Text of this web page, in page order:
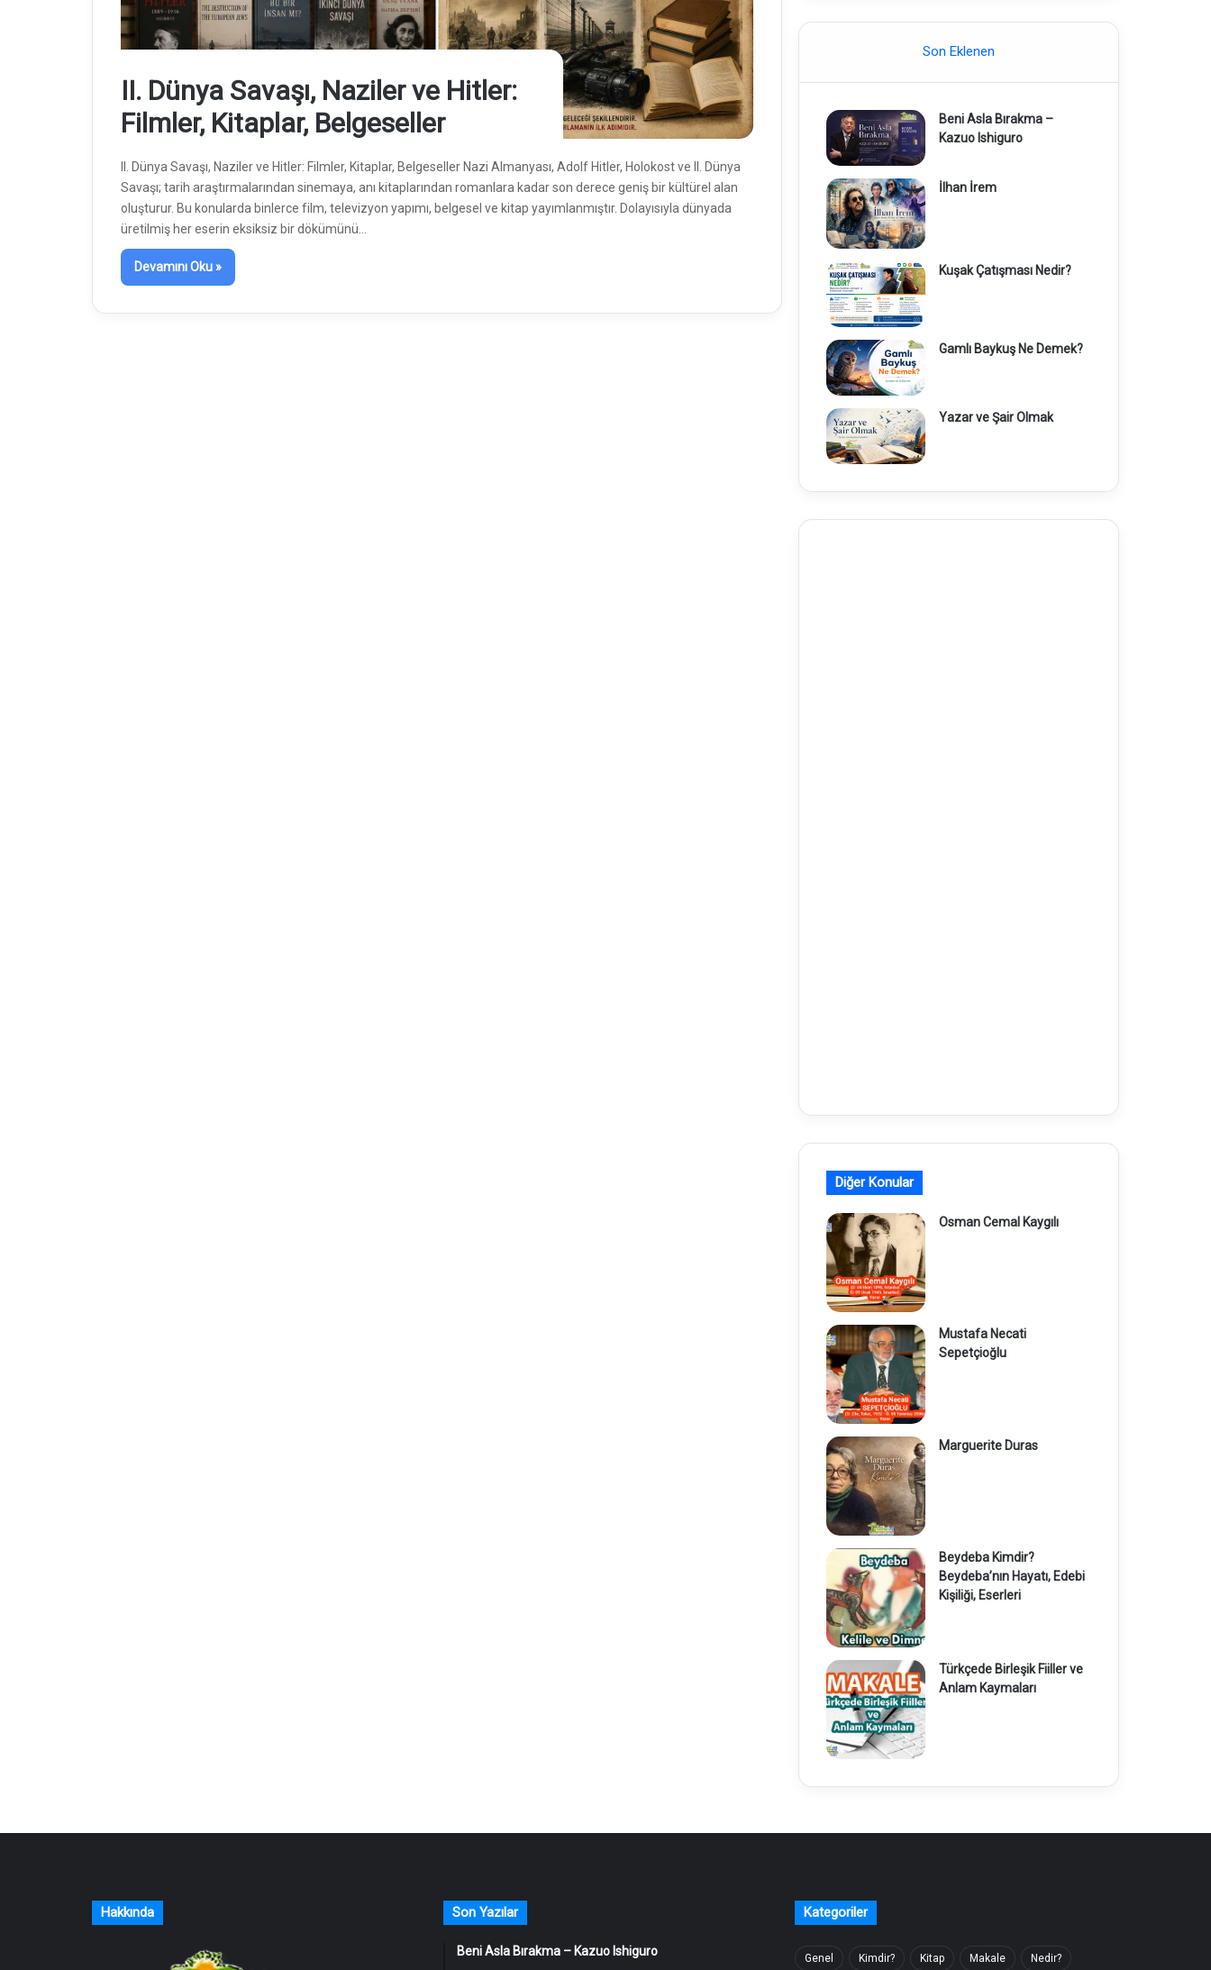
II. Dünya Savaşı, Naziler ve Hitler:
Filmler, Kitaplar, Belgeseller
II. Dünya Savaşı, Naziler ve Hitler: Filmler, Kitaplar, Belgeseller Nazi Almanyası, Adolf Hitler, Holokost ve II. Dünya
Savaşı; tarih araştırmalarından sinemaya, anı kitaplarından romanlara kadar son derece geniş bir kültürel alan
oluşturur. Bu konularda binlerce film, televizyon yapımı, belgesel ve kitap yayımlanmıştır. Dolayısıyla dünyada
üretilmiş her eserin eksiksiz bir dökümünü…
Devamını Oku »
Son Eklenen
Beni Asla Bırakma –
Kazuo Ishiguro
İlhan İrem
Kuşak Çatışması Nedir?
Gamlı Baykuş Ne Demek?
Yazar ve Şair Olmak
Diğer Konular
Osman Cemal Kaygılı
Mustafa Necati
Sepetçioğlu
Marguerite Duras
Beydeba Kimdir?
Beydeba’nın Hayatı, Edebi
Kişiliği, Eserleri
Türkçede Birleşik Fiiller ve
Anlam Kaymaları
Hakkında Son Yazılar
Beni Asla Bırakma – Kazuo Ishiguro
Kategoriler
Genel Kimdir? Kitap Makale Nedir?